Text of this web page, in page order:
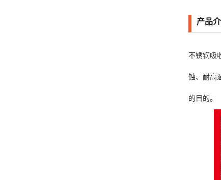
产品
不锈钢吸
蚀、耐高
的目的。